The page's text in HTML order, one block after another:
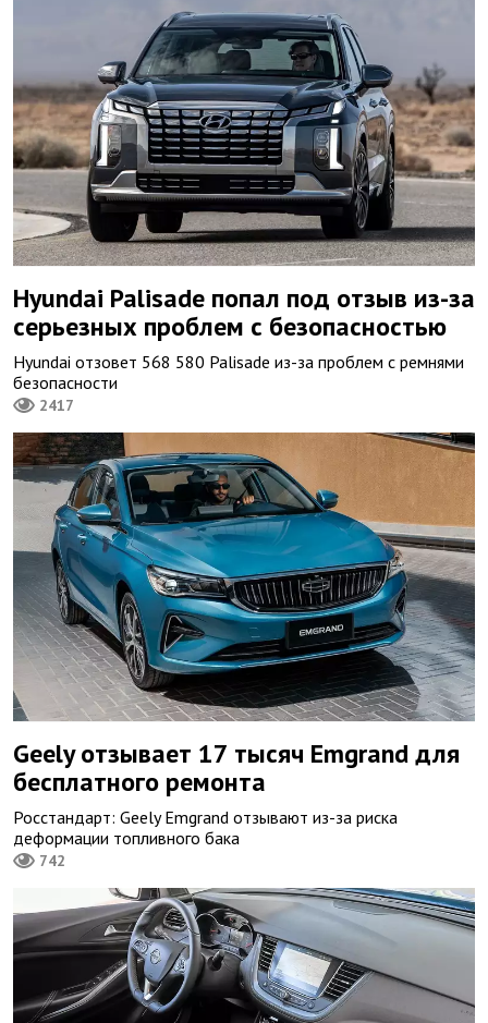
Hyundai Palisade попал под отзыв из-за
серьезных проблем с безопасностью
Hyundai отзовет 568 580 Palisade из-за проблем с ремнями
безопасности
2417
Geely отзывает 17 тысяч Emgrand для
бесплатного ремонта
Росстандарт: Geely Emgrand отзывают из-за риска
деформации топливного бака
742